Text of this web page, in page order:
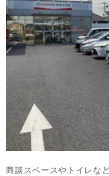
商談スペースやトイレな